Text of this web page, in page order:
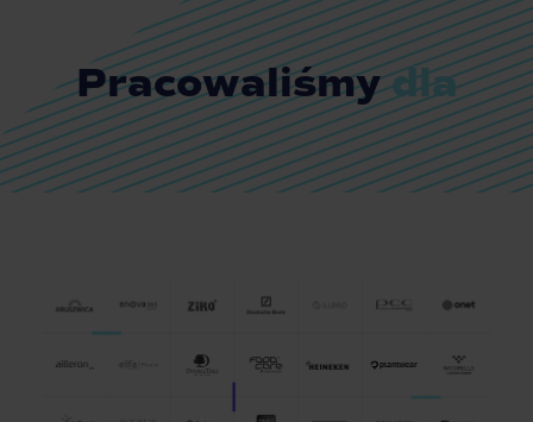
zobacz case
study
zobacz case
study
Pracowaliśmy dla